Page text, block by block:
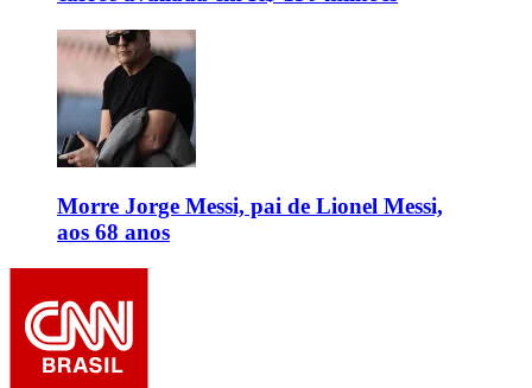
Morre Jorge Messi, pai de Lionel Messi,
aos 68 anos